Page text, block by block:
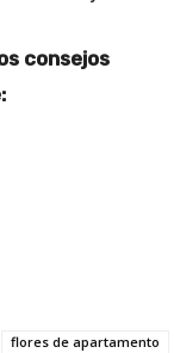
consejos
flores de apartamento